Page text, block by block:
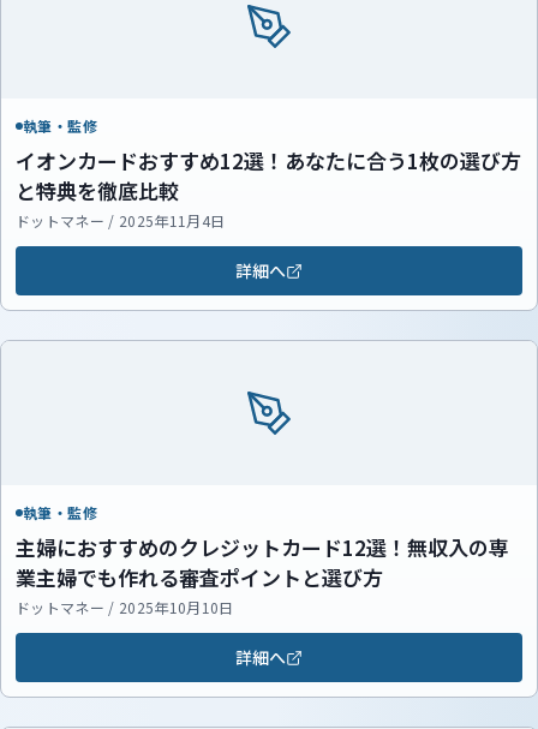
執筆・監修
イオンカードおすすめ12選！あなたに合う1枚の選び方
と特典を徹底比較
ドットマネー / 2025年11月4日
詳細へ
執筆・監修
主婦におすすめのクレジットカード12選！無収入の専
業主婦でも作れる審査ポイントと選び方
ドットマネー / 2025年10月10日
詳細へ